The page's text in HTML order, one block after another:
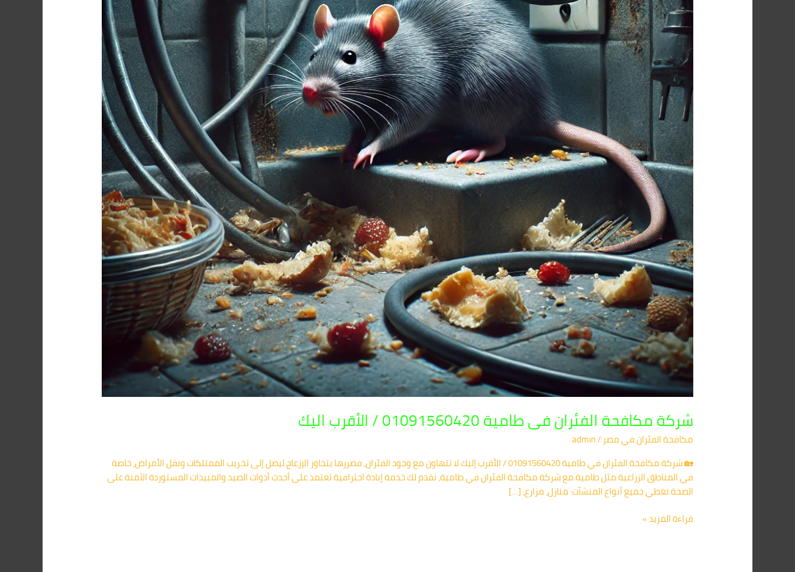
شركة مكافحة الفئران فى طامية 01091560420 / الأقرب اليك
مكافحة الفئران​ في مصر /
admin
🏡 شركة مكافحة الفئران في طامية 01091560420 / الأقرب إليك لا تتهاون مع وجود الفئران، فضررها يتجاوز الإزعاج ليصل إلى تخريب الممتلكات ونقل الأمراض، خاصة
في المناطق الزراعية مثل طامية.مع شركة مكافحة الفئران في طامية، نقدم لك خدمة إبادة احترافية تعتمد على أحدث أدوات الصيد والمبيدات المستوردة الآمنة على
الصحة.نغطي جميع أنواع المنشآت: منازل، مزارع، […]
قراءة المزيد »